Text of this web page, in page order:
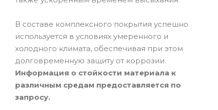
В составе комплексного покрытия успешно
используется в условиях умеренного и
холодного климата, обеспечивая при этом
долговременную защиту от коррозии.
Информация о стойкости материала к
различным средам предоставляется по
запросу.